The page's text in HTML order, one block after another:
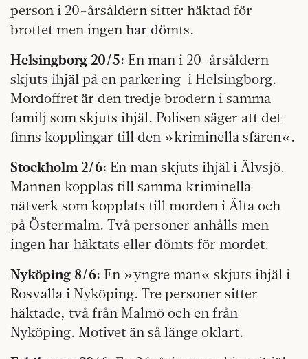
person i 20-årsåldern sitter häktad för
brottet men ingen har dömts.
Helsingborg 20/5: En man i 20-årsåldern
skjuts ihjäl på en parkering i Helsingborg.
Mordoffret är den tredje brodern i samma
familj som skjuts ihjäl. Polisen säger att det
finns kopplingar till den »kriminella sfären«.
Stockholm 2/6: En man skjuts ihjäl i Älvsjö.
Mannen kopplas till samma kriminella
nätverk som kopplats till morden i Älta och
på Östermalm. Två personer anhålls men
ingen har häktats eller dömts för mordet.
Nyköping 8/6: En »yngre man« skjuts ihjäl i
Rosvalla i Nyköping. Tre personer sitter
häktade, två från Malmö och en från
Nyköping. Motivet än så länge oklart.